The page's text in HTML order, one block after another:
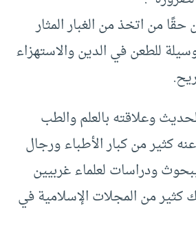
من اتخذ من الغبار المثار
للطعن في الدين والاستهزاء
وعلاقته بالعلم والطب
كثير من كبار الأطباء ورجال
ودراسات لعلماء غربيين
كثير من المجلات الإسلامية في